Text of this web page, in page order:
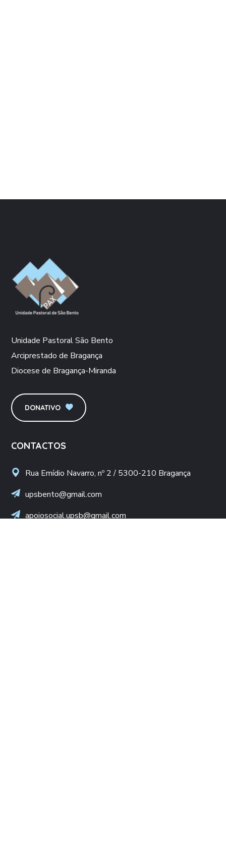
Unidade Pastoral São Bento
Arciprestado de Bragança
Diocese de Bragança-Miranda
DONATIVO
CONTACTOS
Rua Emídio Navarro, nº 2 / 5300-210 Bragança
upsbento@gmail.com
apoiosocial.upsb@gmail.com